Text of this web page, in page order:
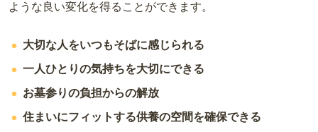
ような良い変化を得ることができます。
大切な人をいつもそばに感じられる
一人ひとりの気持ちを大切にできる
お墓参りの負担からの解放
住まいにフィットする供養の空間を確保できる